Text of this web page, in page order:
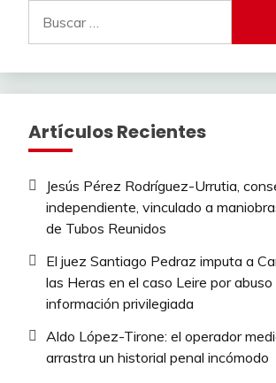
Artículos Recientes
Jesús Pérez Rodríguez-Urrutia,
independiente, vinculado a
de Tubos Reunidos
El juez Santiago Pedraz imputa a
las Heras en el caso Leire por abuso
información privilegiada
Aldo López-Tirone: el operador
arrastra un historial penal incómodo